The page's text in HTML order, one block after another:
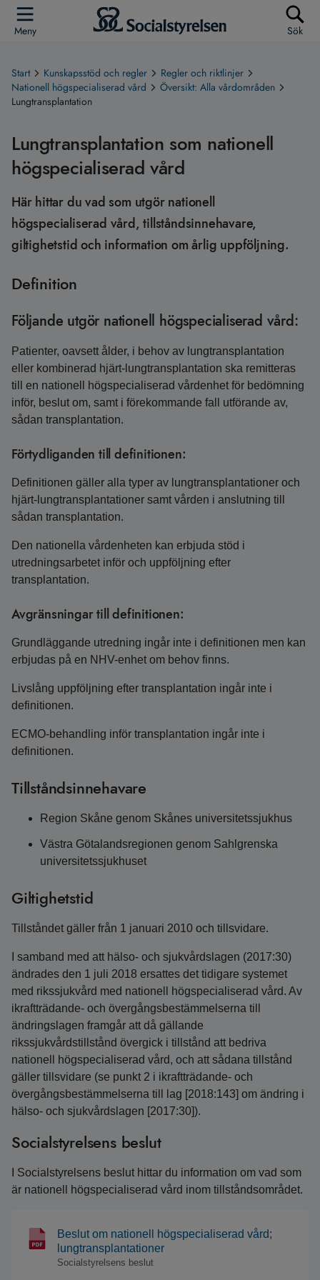
Meny Sök
Start Kunskapsstöd och regler
Regler och riktlinjer
Nationell högspecialiserad vård
Översikt: Alla vårdområden
Lungtransplantation
Lungtransplantation som nationell
högspecialiserad vård
Här hittar du vad som utgör nationell
högspecialiserad vård, tillståndsinnehavare,
giltighetstid och information om årlig uppföljning.
Definition
Följande utgör nationell högspecialiserad vård:
Patienter, oavsett ålder, i behov av lungtransplantation
eller kombinerad hjärt-lungtransplantation ska remitteras
till en nationell högspecialiserad vårdenhet för bedömning
inför, beslut om, samt i förekommande fall utförande av,
sådan transplantation.
Förtydliganden till definitionen:
Definitionen gäller alla typer av lungtransplantationer och
hjärt-lungtransplantationer samt vården i anslutning till
sådan transplantation.
Den nationella vårdenheten kan erbjuda stöd i
utredningsarbetet inför och uppföljning efter
transplantation.
Avgränsningar till definitionen:
Grundläggande utredning ingår inte i definitionen men kan
erbjudas på en NHV-enhet om behov finns.
Livslång uppföljning efter transplantation ingår inte i
definitionen.
ECMO-behandling inför transplantation ingår inte i
definitionen.
Tillståndsinnehavare
Region Skåne genom Skånes universitetssjukhus
Västra Götalandsregionen genom Sahlgrenska
universitetssjukhuset
Giltighetstid
Tillståndet gäller från 1 januari 2010 och tillsvidare.
I samband med att hälso- och sjukvårdslagen (2017:30)
ändrades den 1 juli 2018 ersattes det tidigare systemet
med rikssjukvård med nationell högspecialiserad vård. Av
ikraftträdande- och övergångsbestämmelserna till
ändringslagen framgår att då gällande
rikssjukvårdstillstånd övergick i tillstånd att bedriva
nationell högspecialiserad vård, och att sådana tillstånd
gäller tillsvidare (se punkt 2 i ikraftträdande- och
övergångsbestämmelserna till lag [2018:143] om ändring i
hälso- och sjukvårdslagen [2017:30]).
Socialstyrelsens beslut
I Socialstyrelsens beslut hittar du information om vad som
är nationell högspecialiserad vård inom tillståndsområdet.
Beslut om nationell högspecialiserad vård;
lungtransplantationer
Socialstyrelsens beslut